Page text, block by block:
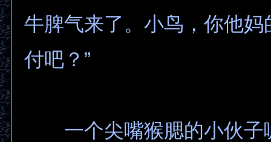
牛脾气来了。小鸟，你他妈
付吧？”
一个尖嘴猴腮的小伙子